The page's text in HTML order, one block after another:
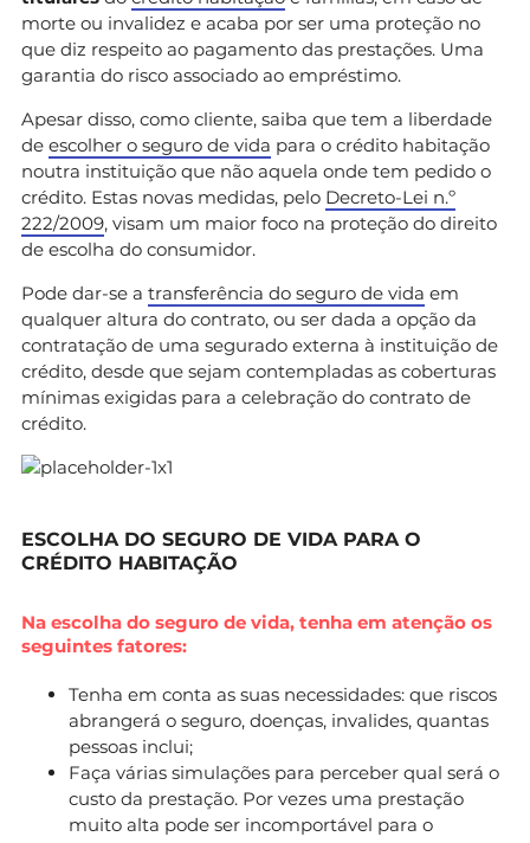
morte ou invalidez e acaba por ser uma proteção no
que diz respeito ao pagamento das prestações. Uma
garantia do risco associado ao empréstimo.
Apesar disso, como cliente, saiba que tem a liberdade
de escolher o seguro de vida para o crédito habitação
noutra instituição que não aquela onde tem pedido o
crédito. Estas novas medidas, pelo Decreto-Lei n.º
222/2009, visam um maior foco na proteção do direito
de escolha do consumidor.
Pode dar-se a transferência do seguro de vida em
qualquer altura do contrato, ou ser dada a opção da
contratação de uma segurado externa à instituição de
crédito, desde que sejam contempladas as coberturas
mínimas exigidas para a celebração do contrato de
crédito.
ESCOLHA DO SEGURO DE VIDA PARA O
CRÉDITO HABITAÇÃO
Na escolha do seguro de vida, tenha em atenção os
seguintes fatores:
Tenha em conta as suas necessidades: que riscos
abrangerá o seguro, doenças, invalides, quantas
pessoas inclui;
Faça várias simulações para perceber qual será o
custo da prestação. Por vezes uma prestação
muito alta pode ser incomportável para o